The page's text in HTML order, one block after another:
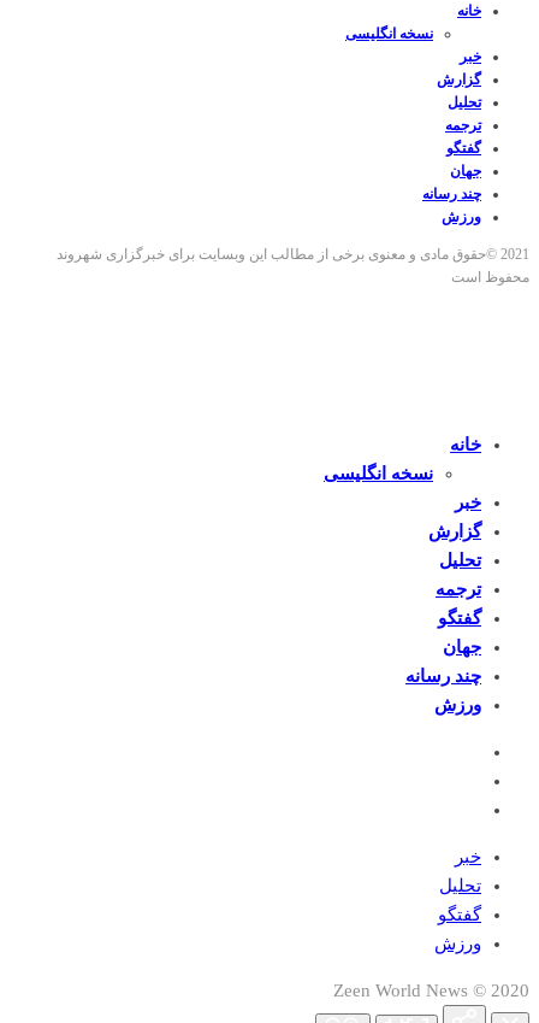
خانه
نسخه انگلیسی
خبر
گزارش
تحلیل
ترجمه
گفتگو
جهان
چند رسانه
ورزش
2021 ©حقوق مادی و معنوی برخی از مطالب این وبسایت برای خبرگزاری شهروند
محفوظ است
خانه
نسخه انگلیسی
خبر
گزارش
تحلیل
ترجمه
گفتگو
جهان
چند رسانه
ورزش
خبر
تحلیل
گفتگو
ورزش
2020 © Zeen World News